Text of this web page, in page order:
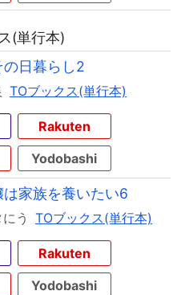
(単行本)
の日暮らし2
TOブックス(単行本)
Rakuten
Yodobashi
家族を養いたい6
う TOブックス(単行本)
Rakuten
Yodobashi